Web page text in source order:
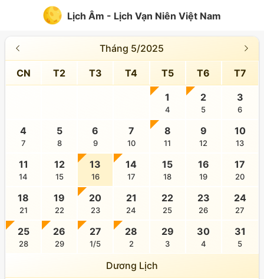
Lịch Âm - Lịch Vạn Niên Việt Nam
Tháng 5/2025
CN T2 T3 T4 T5 T6 T7
1
4
2
5
3
6
4
7
5
8
6
9
7
10
8
11
9
12
10
13
11
14
12
15
13
16
14
17
15
18
16
19
17
20
18
21
19
22
20
23
21
24
22
25
23
26
24
27
25
28
26
29
27
1/5
28
2
29
3
30
4
31
5
Dương Lịch